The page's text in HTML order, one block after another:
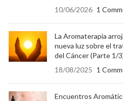
10/06/2026 1
La Aromaterapia
nueva luz sobre el
del Cáncer (Parte 1/
18/08/2025 1
Encuentros